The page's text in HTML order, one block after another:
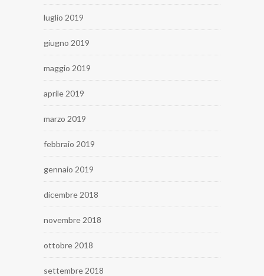
luglio 2019
giugno 2019
maggio 2019
aprile 2019
marzo 2019
febbraio 2019
gennaio 2019
dicembre 2018
novembre 2018
ottobre 2018
settembre 2018